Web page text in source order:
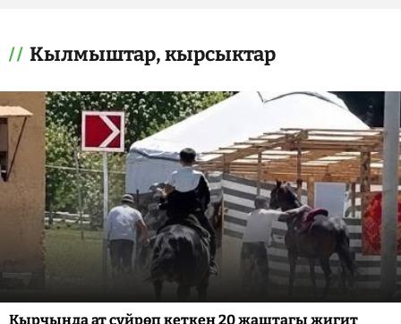
Кылмыштар, кырсыктар
Кырчында ат сүйрөп кеткен 20 жаштагы жигит